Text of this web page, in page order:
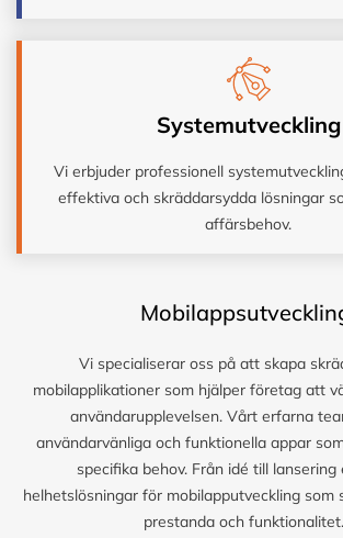
Systemutveckling
Vi erbjuder professionell
effektiva och skräddarsydda lösningar
affärsbehov.
Vi specialiserar oss på att skapa
mobilapplikationer som hjälper företag att
användarupplevelsen. Vårt erfarna
användarvänliga och funktionella appar
specifika behov. Från idé till lansering
helhetslösningar för mobilapputveckling som
prestanda och funktionalitet.